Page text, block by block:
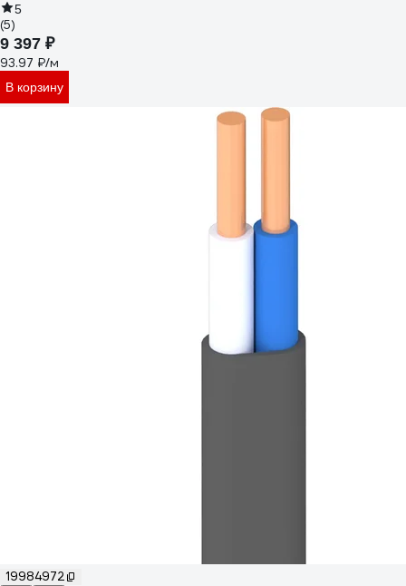
5
(5)
9 397 ₽
93.97 ₽/м
В корзину
19984972